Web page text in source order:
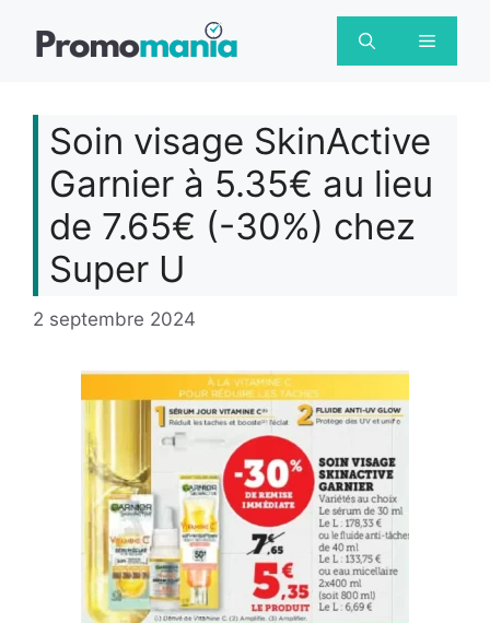
Menu
Soin visage SkinActive
Garnier à 5.35€ au lieu
de 7.65€ (-30%) chez
Super U
2 septembre 2024